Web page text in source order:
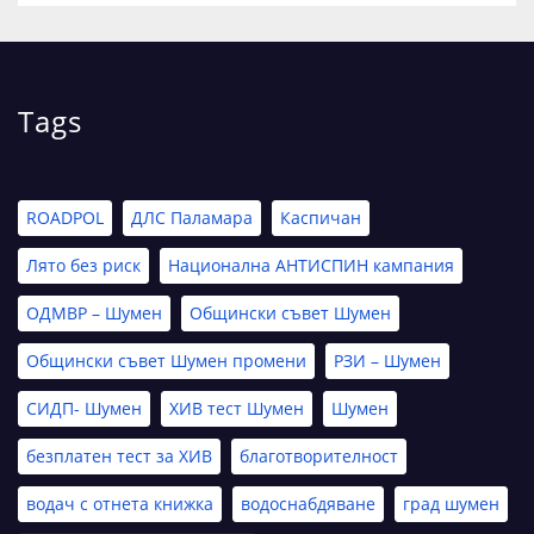
Tags
ROADPOL ДЛС Паламара Каспичан
Лято без риск Национална АНТИСПИН кампания
ОДМВР – Шумен Общински съвет Шумен
Общински съвет Шумен промени РЗИ – Шумен
СИДП- Шумен ХИВ тест Шумен Шумен
безплатен тест за ХИВ благотворителност
водач с отнета книжка водоснабдяване град шумен